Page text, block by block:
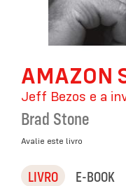
Galeria
AMAZON
Jeff Bezos e a
Brad Stone
Avalie este livro
LIVRO E-BOOK